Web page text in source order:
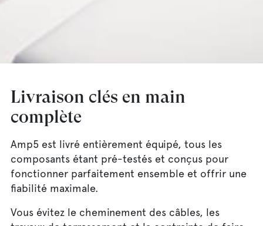
Livraison clés en main
complète
Amp5 est livré entièrement équipé, tous les
composants étant pré-testés et conçus pour
fonctionner parfaitement ensemble et offrir une
fiabilité maximale.
Vous évitez le cheminement des câbles, les